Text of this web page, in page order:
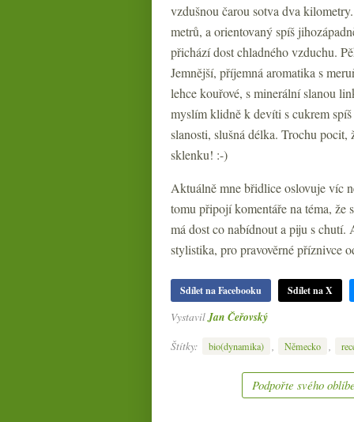
vzdušnou čarou sotva dva
metrů, a orientovaný spíš
přichází dost chladného vzduchu.
Jemnější, příjemná aromatika s
lehce kouřové, s minerální slanou
myslím klidně k devíti s cukrem
slanosti, slušná délka. Trochu pocit,
sklenku! :-)
Aktuálně mne břidlice oslovuje víc
tomu připojí komentáře na téma, že
má dost co nabídnout a piju s
stylistika, pro pravověrné příznivce
Sdílet na Facebooku Sdílet na X
VystavilJan Čeřovský
Štítky:
bio(dynamika) Německo
Podpořte svého